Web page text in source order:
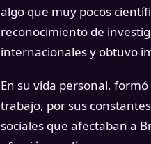
algo que muy pocos
reconocimiento de
internacionales y obtuvo
En su vida personal,
trabajo, por sus
sociales que afectaban a